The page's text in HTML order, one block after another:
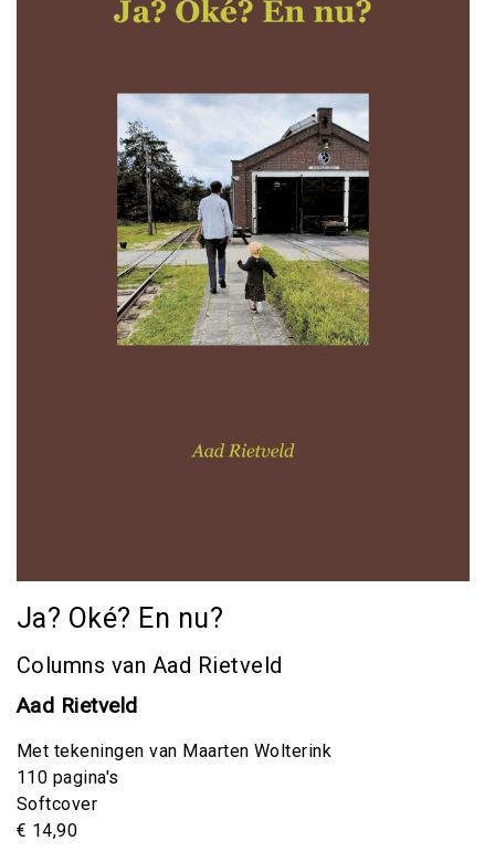
Ja? Oké? En nu?
Columns van Aad Rietveld
Aad Rietveld
Met tekeningen van Maarten Wolterink
110 pagina's
Softcover
€ 14,90